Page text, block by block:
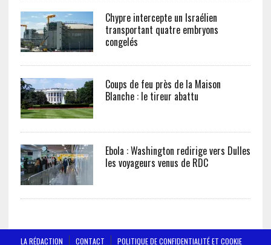
Chypre intercepte un Israélien
transportant quatre embryons
congelés
Coups de feu près de la Maison
Blanche : le tireur abattu
Ebola : Washington redirige vers Dulles
les voyageurs venus de RDC
LA RÉDACTION CONTACT POLITIQUE DE CONFIDENTIALITÉ ET COOKIE